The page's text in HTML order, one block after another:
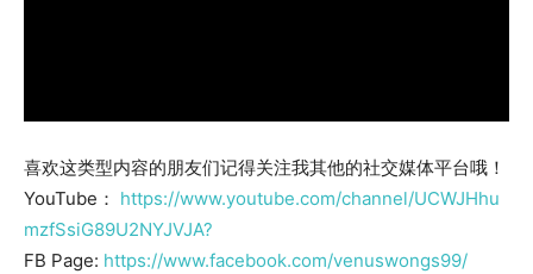
喜欢这类型内容的朋友们记得关注我其他的社交媒体平台哦！
YouTube： https://www.youtube.com/channel/UCWJHhu
mzfSsiG89U2NYJVJA?
FB Page: https://www.facebook.com/venuswongs99/